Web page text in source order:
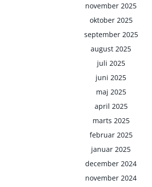
november 2025
oktober 2025
september 2025
august 2025
juli 2025
juni 2025
maj 2025
april 2025
marts 2025
februar 2025
januar 2025
december 2024
november 2024